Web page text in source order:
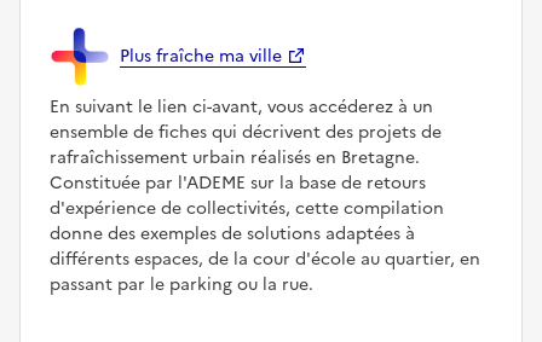
Plus fraîche ma ville
En suivant le lien ci-avant, vous accéderez à un
ensemble de fiches qui décrivent des projets de
rafraîchissement urbain réalisés en Bretagne.
Constituée par l'ADEME sur la base de retours
d'expérience de collectivités, cette compilation
donne des exemples de solutions adaptées à
différents espaces, de la cour d'école au quartier, en
passant par le parking ou la rue.